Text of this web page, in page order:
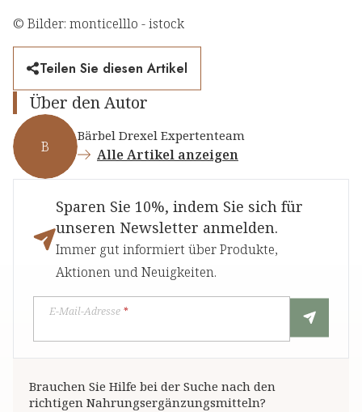
© Bilder: monticelllo - istock
Teilen Sie diesen Artikel
Über den Autor
B
Bärbel Drexel Expertenteam
Alle Artikel anzeigen
Sparen Sie 10%, indem Sie sich für
unseren Newsletter anmelden.
Immer gut informiert über Produkte,
Aktionen und Neuigkeiten.
E-Mail-Adresse *
Brauchen Sie Hilfe bei der Suche nach den
richtigen Nahrungsergänzungsmitteln?